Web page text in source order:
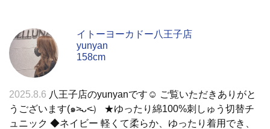
イトーヨーカドー八王子店
yunyan
158cm
2025.8.6 八王子店のyunyanです☺︎ ご覧いただきありがと
うございます(๑˃̵ᴗ˂̵） ★ゆったり綿100%刺しゅう切替チ
ュニック ◆ネイビー 軽くて柔らか、ゆったり着用でき、